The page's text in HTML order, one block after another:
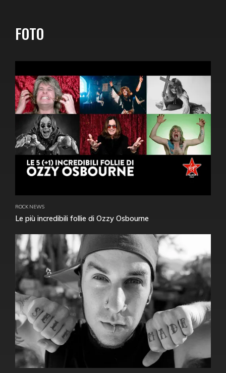
FOTO
ROCK NEWS
Le più incredibili follie di Ozzy Osbourne